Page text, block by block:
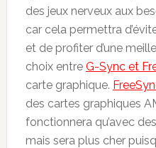
des jeux nerveux aux
car cela permettra
et de profiter d’une
choix entre G-Sync et
carte graphique.
des cartes graphiques
fonctionnera qu’avec
mais sera plus cher